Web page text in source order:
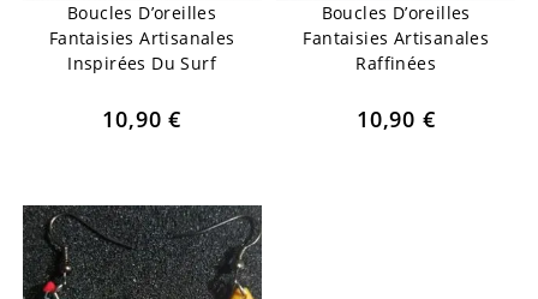
Boucles D’oreilles
Fantaisies Artisanales
Inspirées Du Surf
10,90€
Boucles D’oreilles
Fantaisies Artisanales
Raffinées
10,90 €